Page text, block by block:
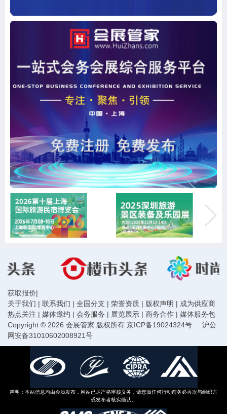
获取报价|
关于我们 | 联系我们 | 全国分支 | 荣誉资质 | 版权声明 | 成为供应商
热点关注 | 媒体邀约 | 会务服务 | 展览展示 | 商务合作 | 媒体服务包
Copyright © 2026 会展管家 版权所有 京ICP备19024324号
沪公
网安备31010602008921号
声明：本站信息均由会员发布，网站已尽严格审核义务，请您做任何行动前务必再次与组织方
或发布者核实确认。